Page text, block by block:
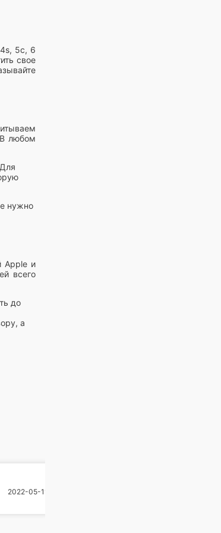
5с, 6
свое
любом
нужно
Apple и
всего
до
а
2022-05-11